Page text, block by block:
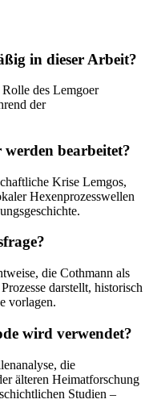
in dieser Arbeit?
des Lemgoer
der
werden bearbeitet?
Krise Lemgos,
Hexenprozesswellen
die Cothmann als
darstellt, historisch
vorlagen.
wird verwendet?
die
älteren Heimatforschung
Studien –